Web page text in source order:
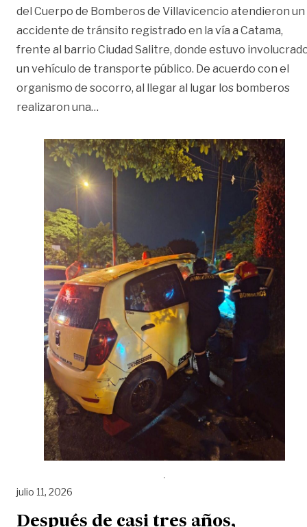
del Cuerpo de Bomberos de Villavicencio atendieron un
accidente de tránsito registrado en la vía a Catama,
frente al barrio Ciudad Salitre, donde estuvo
un vehículo de transporte público. De acuerdo con el
organismo de socorro, al llegar al lugar los bomberos
realizaron una…
julio 11, 2026
Después de casi tres años,